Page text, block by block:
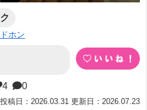
ホン
4 0
投稿日：2026.03.31 更新日：2026.07.23